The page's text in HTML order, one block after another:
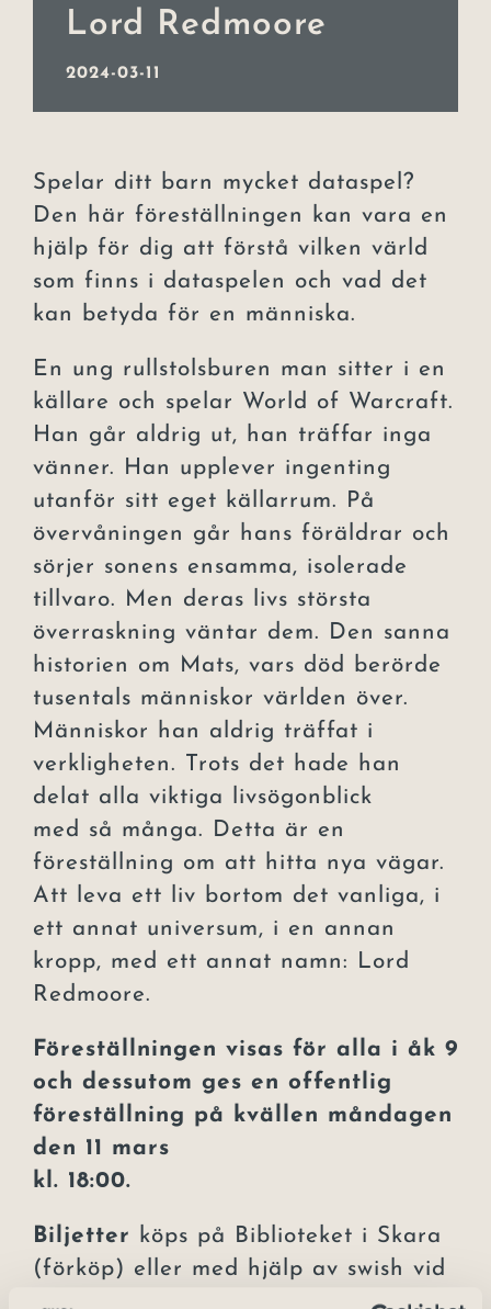
UpplevaLord Redmoore
2024-03-11
Spelar ditt barn mycket dataspel?
Den här föreställningen kan vara en
hjälp för dig att förstå vilken värld
som finns i dataspelen och vad det
kan betyda för en människa.
En ung rullstolsburen man sitter i en
källare och spelar World of Warcraft.
Han går aldrig ut, han träffar inga
vänner. Han upplever ingenting
utanför sitt eget källarrum. På
övervåningen går hans föräldrar och
sörjer sonens ensamma, isolerade
tillvaro. Men deras livs största
överraskning väntar dem. Den sanna
historien om Mats, vars död berörde
tusentals människor världen över.
Människor han aldrig träffat i
verkligheten. Trots det hade han
delat alla viktiga livsögonblick
med så många. Detta är en
föreställning om att hitta nya vägar.
Att leva ett liv bortom det vanliga, i
ett annat universum, i en annan
kropp, med ett annat namn: Lord
Redmoore.
Föreställningen visas för alla i åk 9
och dessutom ges en offentlig
föreställning på kvällen måndagen
den 11 mars
kl. 18:00.
Biljetter köps på Biblioteket i Skara
(förköp) eller med hjälp av swish vid